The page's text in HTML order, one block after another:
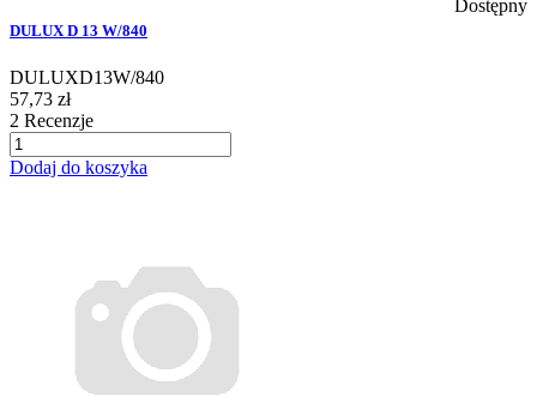
Dostępny
DULUX D 13 W/840
DULUXD13W/840
57,73 zł
2 Recenzje
Dodaj do koszyka